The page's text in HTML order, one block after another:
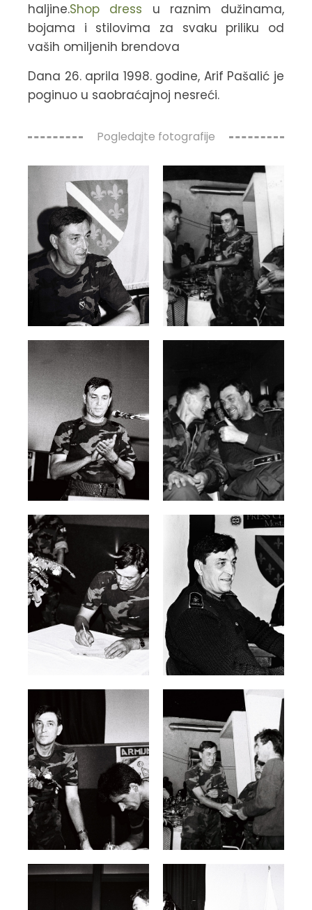
haljine.Shop dress u raznim dužinama,
bojama i stilovima za svaku priliku od
vaših omiljenih brendova
Dana 26. aprila 1998. godine, Arif Pašalić je
poginuo u saobraćajnoj nesreći.
Pogledajte fotografije